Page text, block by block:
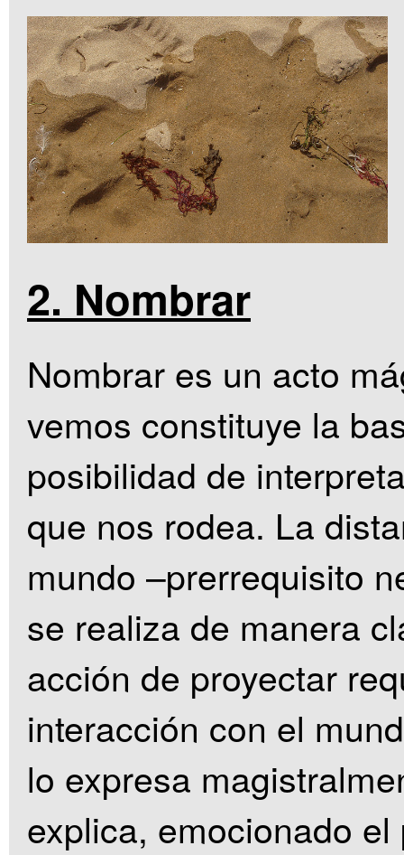
2. Nombrar
Nombrar es un acto
vemos constituye la
posibilidad de
que nos rodea. La
mundo –prerrequisito
se realiza de manera
acción de proyectar
interacción con el
lo expresa
explica, emocionado